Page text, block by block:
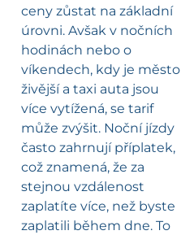
ceny zůstat na základní
úrovni. Avšak v nočních
hodinách nebo o
víkendech, kdy je město
živější a taxi auta jsou
více vytížená, se tarif
může zvýšit. Noční jízdy
často zahrnují příplatek,
což znamená, že za
stejnou vzdálenost
zaplatíte více, než byste
zaplatili během dne. To